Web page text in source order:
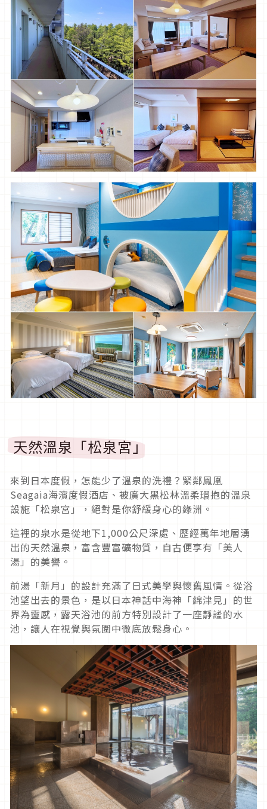
天然溫泉「松泉宮」
來到日本度假，怎能少了溫泉的洗禮？緊鄰鳳凰
Seagaia海濱度假酒店、被廣大黑松林溫柔環抱的溫泉
設施「松泉宮」，絕對是你舒緩身心的綠洲。
這裡的泉水是從地下1,000公尺深處、歷經萬年地層湧
出的天然溫泉，富含豐富礦物質，自古便享有「美人
湯」的美譽。
前湯「新月」的設計充滿了日式美學與懷舊風情。從浴
池望出去的景色，是以日本神話中海神「綿津見」的世
界為靈感，露天浴池的前方特別設計了一座靜謐的水
池，讓人在視覺與氛圍中徹底放鬆身心。